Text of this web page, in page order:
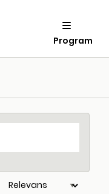
Program